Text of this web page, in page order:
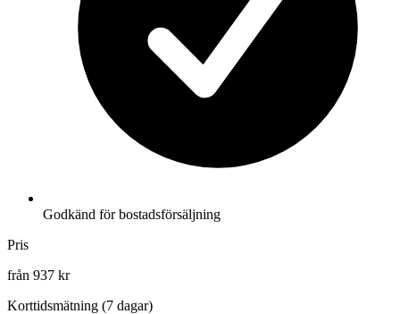
Godkänd för bostadsförsäljning
Pris
från 937 kr
Korttidsmätning (7 dagar)